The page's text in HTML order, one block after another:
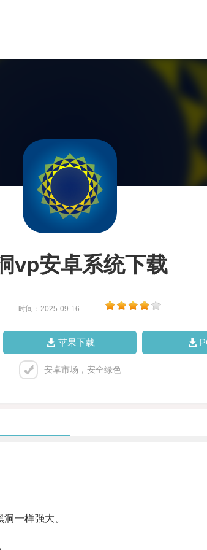
vp安卓系统下载
时间：2025-09-16
苹果下载
安卓市场，安全绿色
一样强大。